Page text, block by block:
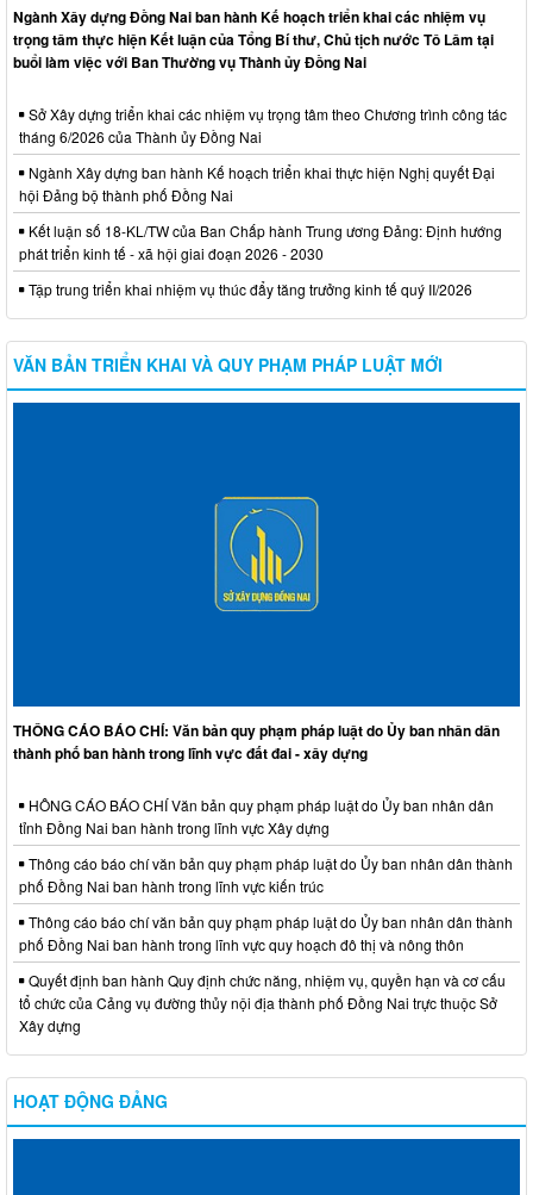
Ngành Xây dựng Đồng Nai ban hành Kế hoạch triển khai các nhiệm vụ
trọng tâm thực hiện Kết luận của Tổng Bí thư, Chủ tịch nước Tô Lâm tại
buổi làm việc với Ban Thường vụ Thành ủy Đồng Nai
Sở Xây dựng triển khai các nhiệm vụ trọng tâm theo Chương trình công tác
tháng 6/2026 của Thành ủy Đồng Nai
Ngành Xây dựng ban hành Kế hoạch triển khai thực hiện Nghị quyết Đại
hội Đảng bộ thành phố Đồng Nai
Kết luận số 18-KL/TW của Ban Chấp hành Trung ương Đảng: Định hướng
phát triển kinh tế - xã hội giai đoạn 2026 - 2030
Tập trung triển khai nhiệm vụ thúc đẩy tăng trưởng kinh tế quý II/2026
VĂN BẢN TRIỂN KHAI VÀ QUY PHẠM PHÁP LUẬT MỚI
THÔNG CÁO BÁO CHÍ: Văn bản quy phạm pháp luật do Ủy ban nhân dân
thành phố ban hành trong lĩnh vực đất đai - xây dựng
HÔNG CÁO BÁO CHÍ Văn bản quy phạm pháp luật do Ủy ban nhân dân
tỉnh Đồng Nai ban hành trong lĩnh vực Xây dựng
Thông cáo báo chí văn bản quy phạm pháp luật do Ủy ban nhân dân thành
phố Đồng Nai ban hành trong lĩnh vực kiến trúc
Thông cáo báo chí văn bản quy phạm pháp luật do Ủy ban nhân dân thành
phố Đồng Nai ban hành trong lĩnh vực quy hoạch đô thị và nông thôn
Quyết định ban hành Quy định chức năng, nhiệm vụ, quyền hạn và cơ cấu
tổ chức của Cảng vụ đường thủy nội địa thành phố Đồng Nai trực thuộc Sở
Xây dựng
HOẠT ĐỘNG ĐẢNG